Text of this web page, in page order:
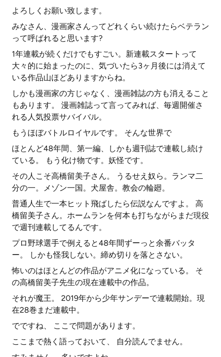
よろしくお願い致します。
みなさん、漫画家さんってどれくらい続けたらベテラン
って呼ばれると思います?
1年連載が続くだけでもすごい。新連載スタートって
大々的に始まったのに、気づいたら3ヶ月後には消えて
いる作品山ほどありますからね。
しかも漫画家の方じゃなく、漫画雑誌の方も消えること
もあります。 漫画雑誌って言ってみれば、毎週開催さ
れる人気投票サバイバル。
もうほぼバトルロイヤルです。 そんな世界で
ほとんど48年間、第一編、しかも週刊誌で連載し続け
ている。 もう化け物です。妖怪です。
その人こそ高橋留美子さん。 うるせえ奴ら。ランマ二
分の一。メゾン一国。犬屋舎。教会の輪廻。
普通人生で一本ヒット飛ばしたら伝説なんですよ。 高
橋留美子さん。ホームランを何本も打ちながらまだ現役
で週刊連載してるんです。
プロ野球選手で例えると48年間ずーっと余番バッタ
ー。 しかも怪我しない。締め切りを落とさない。
怖いのはほとんどの作品がアニメ化になっている。 そ
の高橋留美子先生の現在連載中の作品。
それが魔王。 2019年から少年サンデーで連載開始。現
在28巻まだ連載中。
でですね、 ここで問題があります。
ここまで熱く語っておいて、 自分読んでません。